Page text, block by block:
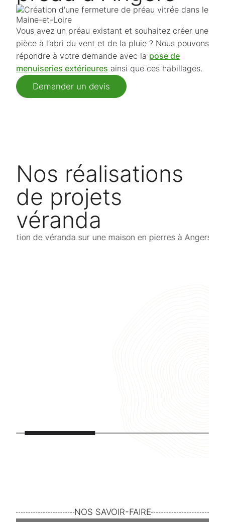
Vous avez un préau existant et souhaitez créer une
pièce à l’abri du vent et de la pluie ? Nous pouvons
répondre à votre demande avec la pose de
menuiseries extérieures ainsi que ces habillages.
Demander un devis
Nos réalisations
de projets
véranda
NOS SAVOIR-FAIRE